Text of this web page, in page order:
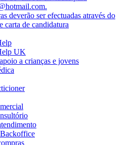
deverão ser efectuadas através do
carta de candidatura
UK
a crianças e jovens